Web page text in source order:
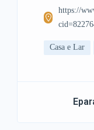
https://
Casa e Lar